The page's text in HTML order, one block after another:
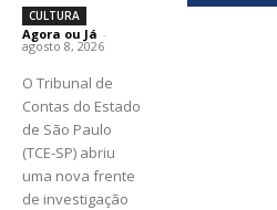
CULTURA
Agora ou Já -
agosto 8, 2026
O Tribunal de
Contas do Estado
de São Paulo
(TCE-SP) abriu
uma nova frente
de investigação